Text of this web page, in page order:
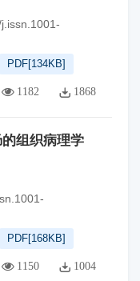
PDF[134KB]
1182 1868
组织病理学
PDF[168KB]
1150 1004